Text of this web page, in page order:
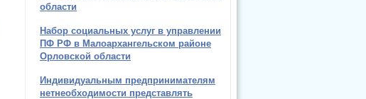
области
Набор социальных услуг в управлении
ПФ РФ в Малоархангельском районе
Орловской области
Индивидуальным предпринимателям
нетнеобходимости представлять